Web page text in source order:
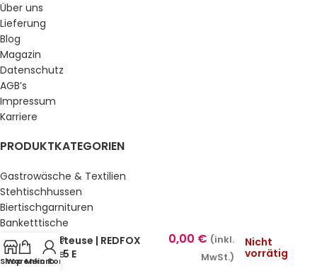
Über uns
Lieferung
Blog
Magazin
Datenschutz
AGB’s
Impressum
Karriere
PRODUKTKATEGORIEN
Gastrowäsche & Textilien
Stehtischhussen
Biertischgarnituren
Banketttische
Gartentische
Gartenstühle
Küche & Bar
Shop
Warenkorb
Mein Konto
Fritteuse | REDFOX
– F 5 E
0,00 € (inkl.
MwSt.)
Nicht
vorrätig